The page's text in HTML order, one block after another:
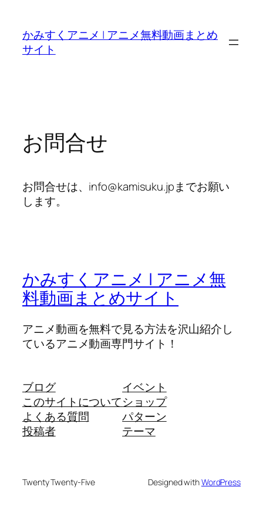
かみすくアニメ | アニメ無料動画まとめ
サイト
お問合せ
お問合せは、 info@kamisuku.jpまでお願い
します。
かみすくアニメ | アニメ無
料動画まとめサイト
アニメ動画を無料で見る方法を沢山紹介し
ているアニメ動画専門サイト！
ブログ
このサイトについて
よくある質問
投稿者
イベント
ショップ
パターン
テーマ
Twenty Twenty-Five Designed withWordPress